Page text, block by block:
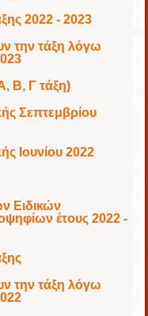
2022 - 2023
την τάξη λόγω
Β, Γ τάξη)
Σεπτεμβρίου
Ιουνίου 2022
Ειδικών
έτους 2022 -
την τάξη λόγω